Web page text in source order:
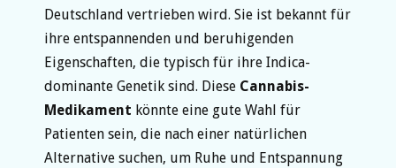
Deutschland vertrieben wird. Sie ist bekannt für
ihre entspannenden und beruhigenden
Eigenschaften, die typisch für ihre Indica-
dominante Genetik sind. Diese Cannabis-
Medikament könnte eine gute Wahl für
Patienten sein, die nach einer natürlichen
Alternative suchen, um Ruhe und Entspannung